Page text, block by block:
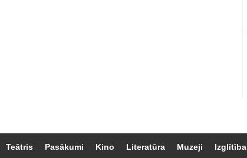
Teātris Pasākumi Kino Literatūra Muzeji Izglītība